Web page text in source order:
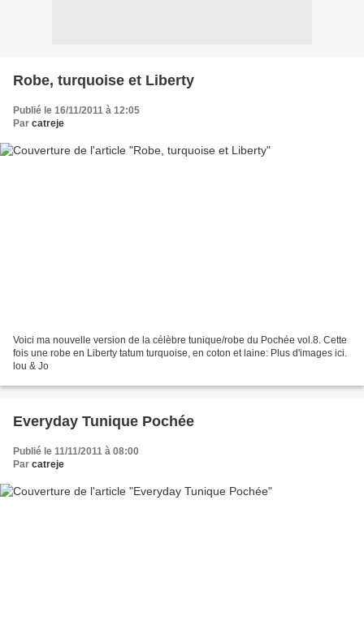
Robe, turquoise et Liberty
Publié le 16/11/2011 à 12:05
Par catreje
Voici ma nouvelle version de la célèbre tunique/robe du Pochée vol.8. Cette
fois une robe en Liberty tatum turquoise, en coton et laine: Plus d'images ici.
lou & Jo
Everyday Tunique Pochée
Publié le 11/11/2011 à 08:00
Par catreje